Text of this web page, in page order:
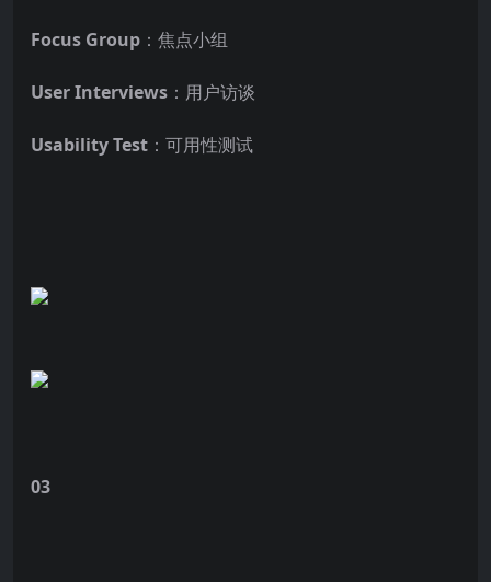
Focus Group ：焦点小组
User Interviews ：用户访谈
Usability Test ：可用性测试
03